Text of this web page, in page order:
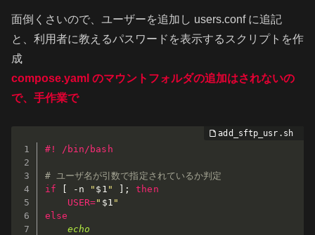
面倒くさいので、ユーザーを追加し users.conf に追記
と、利用者に教えるパスワードを表示するスクリプトを作
成
compose.yaml のマウントフォルダの追加はされないの
で、手作業で
#! /bin/bash
# ユーザ名が引数で指定されているか判定
if
-n " $1 " ;
then
USER=" $1 "
else
echo